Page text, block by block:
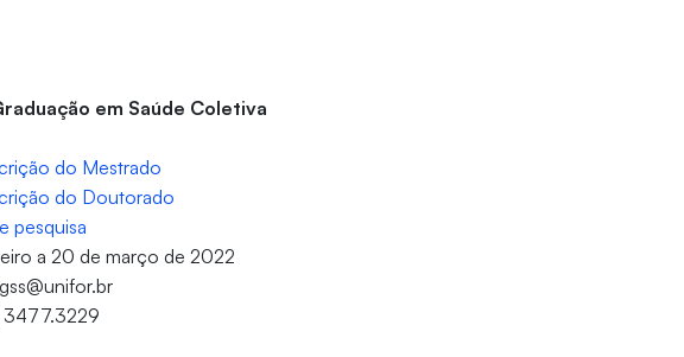
em Saúde Coletiva
do Mestrado
do Doutorado
pesquisa
a 20 de março de 2022
3477.3229